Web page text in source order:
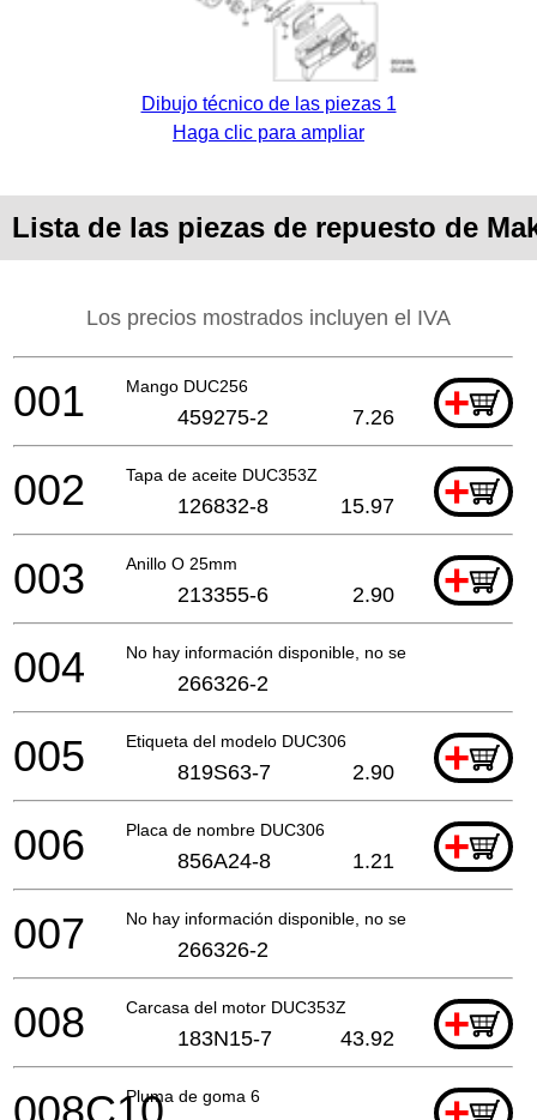
Dibujo técnico de las piezas 1
Haga clic para ampliar
Lista de las piezas de repuesto de
Los precios mostrados incluyen el IVA
Mango DUC256 +
001 459275-2 7.26
Tapa de aceite DUC353Z +
002 126832-8 15.97
Anillo O 25mm +
003 213355-6 2.90
No hay información disponible, no se puede pedir
004 266326-2
Etiqueta del modelo DUC306 +
005 819S63-7 2.90
Placa de nombre DUC306 +
006 856A24-8 1.21
No hay información disponible, no se puede pedir
007 266326-2
Carcasa del motor DUC353Z +
008 183N15-7 43.92
Pluma de goma 6